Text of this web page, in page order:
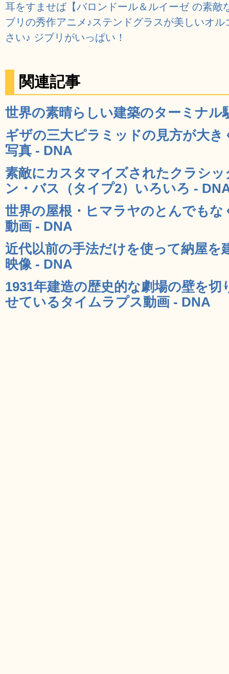
耳をすませば【バロンドール＆ルイーゼ の素敵
ブリの秀作アニメ♪ステンドグラスが美しいオ
さい♪ ジブリがいっぱい！
関連記事
世界の素晴らしい建築のターミナル
ギザの三大ピラミッドの見方が大
写真 - DNA
素敵にカスタマイズされたクラシ
ン・バス（タイプ2）いろいろ -
世界の屋根・ヒマラヤのとんでも
動画 - DNA
近代以前の手法だけを使って納屋を
映像 - DNA
1931年建造の歴史的な劇場の壁を
せているタイムラプス動画 - DNA